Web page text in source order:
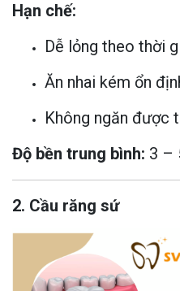
Hạn chế:
Dễ lỏng theo thời
Ăn nhai kém ổn
Không ngăn được
Độ bền trung bình: 3 –
2. Cầu răng sứ